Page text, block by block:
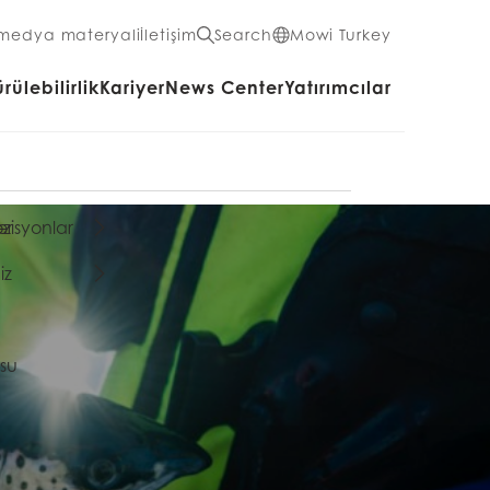
materyaliİletişim Search Mowi Turkey
KariyerNews CenterYatırımcılar